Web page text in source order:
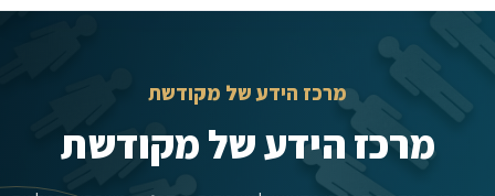
מרכז הידע של מקודשת
מרכז הידע של מקודשת